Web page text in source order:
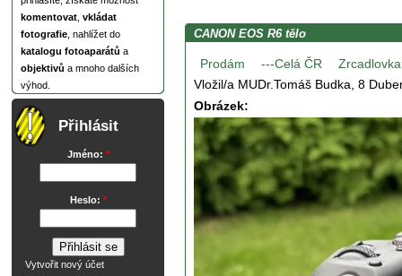
komentovat vkládat
fotografie , nahlížet do
katalogu fotoaparátů a
objektivů a mnoho dalších
výhod.
Přihlásit
Jméno: *
Heslo: *
Vytvořit nový účet
CANON EOS R6 tělo
Prodám ---Celá ČR
Vložil/a MUDr.Tomáš Budka, 8
Obrázek: